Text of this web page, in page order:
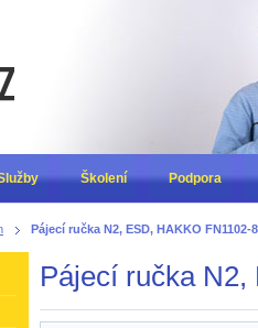
Pájecí ručka N2, ESD, HAKKO FN1102-
Pájecí ručka N2,
Školení Podpora